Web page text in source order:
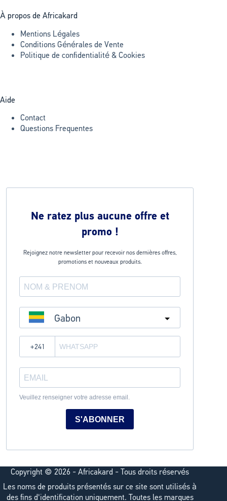
À propos de Africakard
Mentions Légales
Conditions Générales de Vente
Politique de confidentialité & Cookies
Aide
Contact
Questions Frequentes
Ne ratez plus aucune offre et
promo !
Rejoignez notre newsletter pour recevoir nos dernières offres,
promotions et nouveaux produits.
Gabon
Veuillez renseigner votre adresse email.
S'ABONNER
Copyright © 2026 - Africakard - Tous droits réservés
Les noms de produits présentés sur ce site sont utilisés à
des fins d'identification uniquement. Toutes les marques